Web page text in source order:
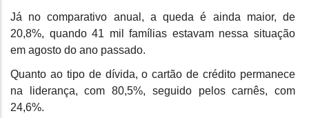
Já no comparativo anual, a queda é ainda maior, de
20,8%, quando 41 mil famílias estavam nessa situação
em agosto do ano passado.
Quanto ao tipo de dívida, o cartão de crédito permanece
na liderança, com 80,5%, seguido pelos carnês, com
24,6%.